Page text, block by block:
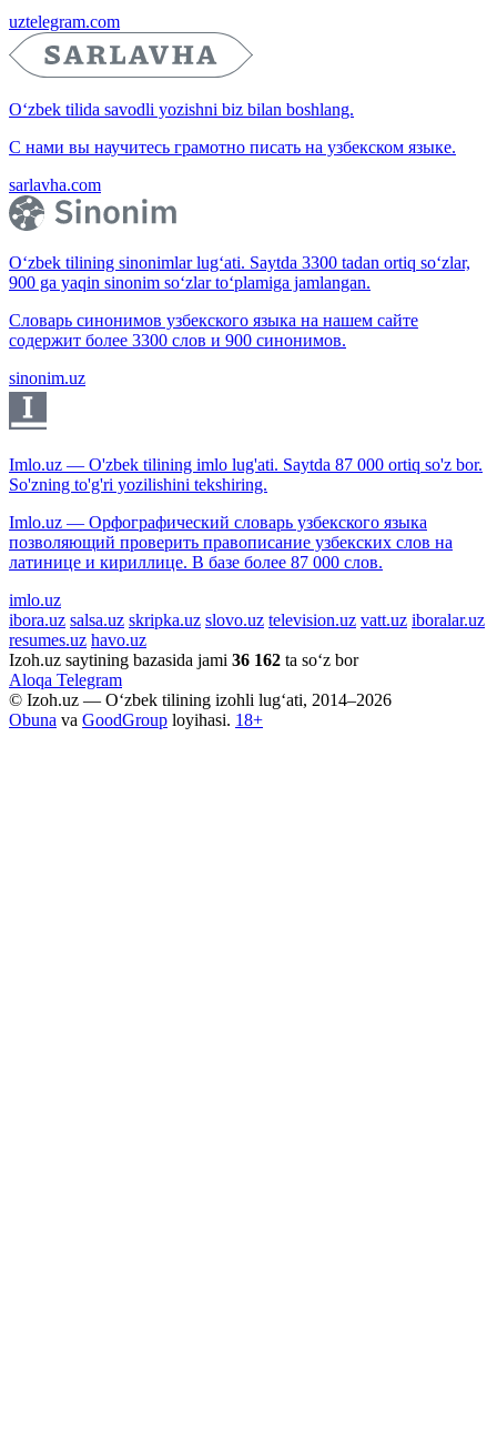
uztelegram.com
O‘zbek tilida savodli yozishni biz bilan boshlang.
С нами вы научитесь грамотно писать на узбекском языке.
sarlavha.com
O‘zbek tilining sinonimlar lug‘ati. Saytda 3300 tadan ortiq so‘zlar,
900 ga yaqin sinonim so‘zlar to‘plamiga jamlangan.
Словарь синонимов узбекского языка на нашем сайте
содержит более 3300 слов и 900 синонимов.
sinonim.uz
Imlo.uz — O'zbek tilining imlo lug'ati. Saytda 87 000 ortiq so'z bor.
So'zning to'g'ri yozilishini tekshiring.
Imlo.uz — Орфографический словарь узбекского языка
позволяющий проверить правописание узбекских слов на
латинице и кириллице. В базе более 87 000 слов.
imlo.uz
ibora.uz salsa.uz skripka.uz slovo.uz television.uz vatt.uz iboralar.uz
resumes.uz havo.uz
Izoh.uz saytining bazasida jami 36 162 ta so‘z bor
Aloqa Telegram
© Izoh.uz — O‘zbek tilining izohli lug‘ati, 2014–2026
Obuna va GoodGroup loyihasi. 18+